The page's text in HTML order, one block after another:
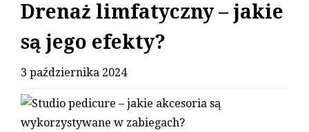
Drenaż limfatyczny – jakie
są jego efekty?
3 października 2024